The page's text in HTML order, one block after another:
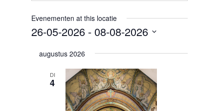
Evenementen at this locatie
26-05-2026 - 08-08-2026
datum.
augustus 2026
DI
4